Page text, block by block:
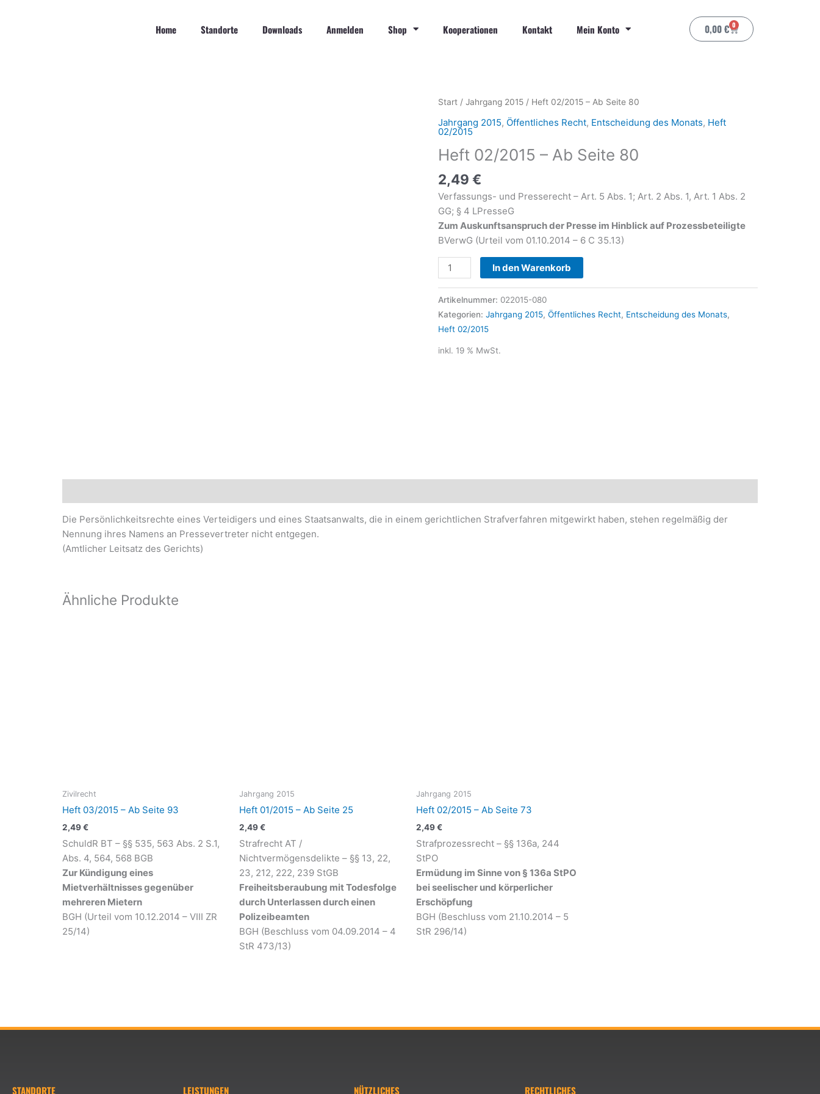
Home Standorte Downloads Anmelden Shop Kooperationen Kontakt Mein Konto 0,00€ 0
Warenkorb
Start / Jahrgang 2015/ Heft 02/2015 – Ab Seite 80
Jahrgang 2015, Öffentliches Recht, Entscheidung des Monats, Heft
02/2015
Heft 02/2015 – Ab Seite 80
2,49 €
Verfassungs- und Presserecht – Art. 5 Abs. 1; Art. 2 Abs. 1, Art. 1 Abs. 2
GG; § 4 LPresseG
Zum Auskunftsanspruch der Presse im Hinblick auf Prozessbeteiligte
BVerwG (Urteil vom 01.10.2014 – 6 C 35.13)
Heft
-
Seite
80
Menge
In den Warenkorb
Artikelnummer: 022015-080
Kategorien: Jahrgang 2015, Öffentliches Recht, Entscheidung des Monats,
Heft 02/2015
inkl. 19 % MwSt.
Die Persönlichkeitsrechte eines Verteidigers und eines Staatsanwalts, die in einem gerichtlichen Strafverfahren mitgewirkt haben, stehen regelmäßig der
Nennung ihres Namens an Pressevertreter nicht entgegen.
(Amtlicher Leitsatz des Gerichts)
Ähnliche Produkte
Zivilrecht
Heft 03/2015 – Ab Seite 93
2,49€
SchuldR BT – §§ 535, 563 Abs. 2 S.1,
Abs. 4, 564, 568 BGB
Zur Kündigung eines
Mietverhältnisses gegenüber
mehreren Mietern
BGH (Urteil vom 10.12.2014 – VIII ZR
25/14)
Jahrgang 2015
Heft 01/2015 – Ab Seite 25
2,49€
Strafrecht AT /
Nichtvermögensdelikte – §§ 13, 22,
23, 212, 222, 239 StGB
Freiheitsberaubung mit Todesfolge
durch Unterlassen durch einen
Polizeibeamten
BGH (Beschluss vom 04.09.2014 – 4
StR 473/13)
Jahrgang 2015
Heft 02/2015 – Ab Seite 73
2,49€
Strafprozessrecht – §§ 136a, 244
StPO
Ermüdung im Sinne von § 136a StPO
bei seelischer und körperlicher
Erschöpfung
BGH (Beschluss vom 21.10.2014 – 5
StR 296/14)
STANDORTE LEISTUNGEN NÜTZLICHES RECHTLICHES